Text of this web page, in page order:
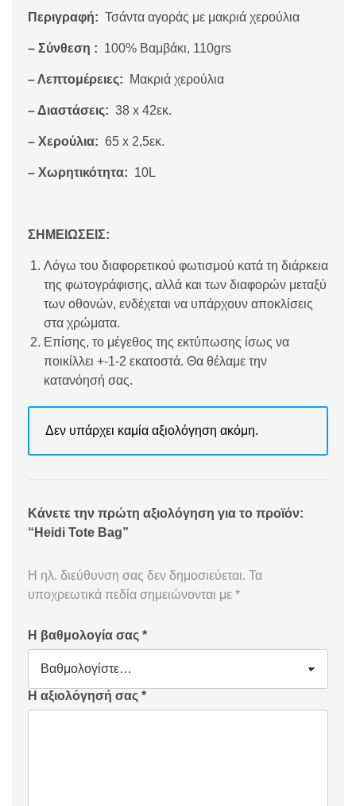
Περιγραφή: Τσάντα αγοράς με μακριά χερούλια
– Σύνθεση : 100% Βαμβάκι, 110grs
– Λεπτομέρειες: Μακριά χερούλια
– Διαστάσεις: 38 x 42εκ.
– Χερούλια: 65 x 2,5εκ.
– Χωρητικότητα: 10L
ΣΗΜΕΙΩΣΕΙΣ:
Λόγω του διαφορετικού φωτισμού κατά τη διάρκεια
της φωτογράφισης, αλλά και των διαφορών μεταξύ
των οθονών, ενδέχεται να υπάρχουν αποκλίσεις
στα χρώματα.
Επίσης, το μέγεθος της εκτύπωσης ίσως να
ποικίλλει +-1-2 εκατοστά. Θα θέλαμε την
κατανόησή σας.
Δεν υπάρχει καμία αξιολόγηση ακόμη.
Κάνετε την πρώτη αξιολόγηση για το προϊόν:
“Heidi Tote Bag”
Η ηλ. διεύθυνση σας δεν δημοσιεύεται. Τα
υποχρεωτικά πεδία σημειώνονται με *
Η βαθμολογία σας *
Η αξιολόγησή σας *